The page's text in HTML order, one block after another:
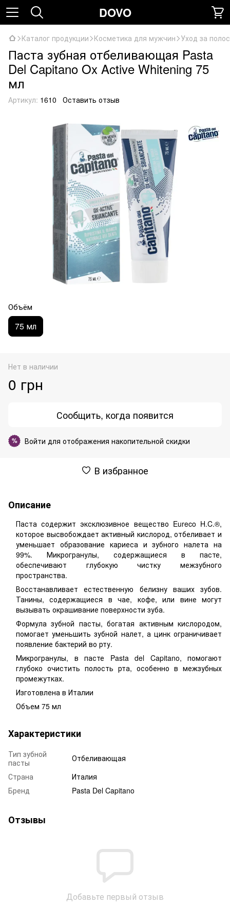
DOVO
Каталог продукции Косметика для мужчин Уход за
Паста зубная отбеливающая Pasta
Del Capitano Ox Active Whitening 75
мл
Артикул: 1610 Оставить отзыв
Объём
75 мл
Нет в наличии
0 грн
Сообщить, когда появится
% Войти для отображения накопительной скидки
В избранное
Описание
Паста содержит эксклюзивное вещество Eureco H.C.®,
которое высвобождает активный кислород, отбеливает и
уменьшает образование кариеса и зубного налета на
99%. Микрогранулы, содержащиеся в пасте,
обеспечивают глубокую чистку межзубного
пространства.
Восстанавливает естественную белизну ваших зубов.
Танины, содержащиеся в чае, кофе, или вине могут
вызывать окрашивание поверхности зуба.
Формула зубной пасты, богатая активным кислородом,
помогает уменьшить зубной налет, а цинк ограничивает
появление бактерий во рту.
Микрогранулы, в пасте Pasta del Capitano, помогают
глубоко очистить полость рта, особенно в межзубных
промежутках.
Изготовлена в Италии
Объем 75 мл
Характеристики
Тип зубной
пасты
Отбеливающая
Страна
Италия
Бренд
Pasta Del Capitano
Отзывы
Добавьте первый отзыв